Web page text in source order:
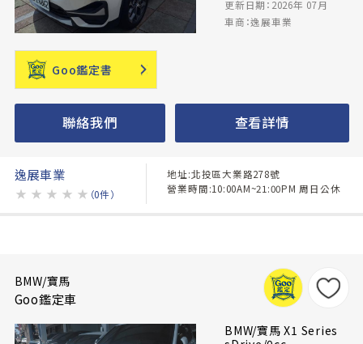
更新日期：2026年 07月
車商：逸展車業
Goo鑑定書
聯絡我們 查看詳情
逸展車業
★ ★ ★ ★ ★ （0件）
地址:北投區大業路278號
營業時間:10:00AM~21:00PM 周日公休
BMW/寶馬
Goo鑑定車
BMW/寶馬 X1 Series